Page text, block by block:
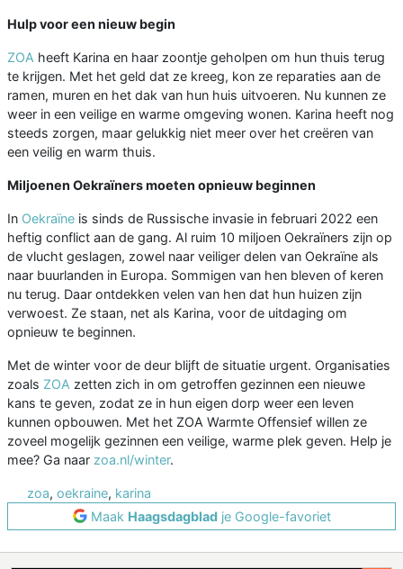
Hulp voor een nieuw begin
ZOA heeft Karina en haar zoontje geholpen om hun thuis terug
te krijgen. Met het geld dat ze kreeg, kon ze reparaties aan de
ramen, muren en het dak van hun huis uitvoeren. Nu kunnen ze
weer in een veilige en warme omgeving wonen. Karina heeft nog
steeds zorgen, maar gelukkig niet meer over het creëren van
een veilig en warm thuis.
Miljoenen Oekraïners moeten opnieuw beginnen
In Oekraïne is sinds de Russische invasie in februari 2022 een
heftig conflict aan de gang. Al ruim 10 miljoen Oekraïners zijn op
de vlucht geslagen, zowel naar veiliger delen van Oekraïne als
naar buurlanden in Europa. Sommigen van hen bleven of keren
nu terug. Daar ontdekken velen van hen dat hun huizen zijn
verwoest. Ze staan, net als Karina, voor de uitdaging om
opnieuw te beginnen.
Met de winter voor de deur blijft de situatie urgent. Organisaties
zoals ZOA zetten zich in om getroffen gezinnen een nieuwe
kans te geven, zodat ze in hun eigen dorp weer een leven
kunnen opbouwen. Met het ZOA Warmte Offensief willen ze
zoveel mogelijk gezinnen een veilige, warme plek geven. Help je
mee? Ga naar zoa.nl/winter.
zoa, oekraine, karina
Maak Haagsdagbladje Google-favoriet